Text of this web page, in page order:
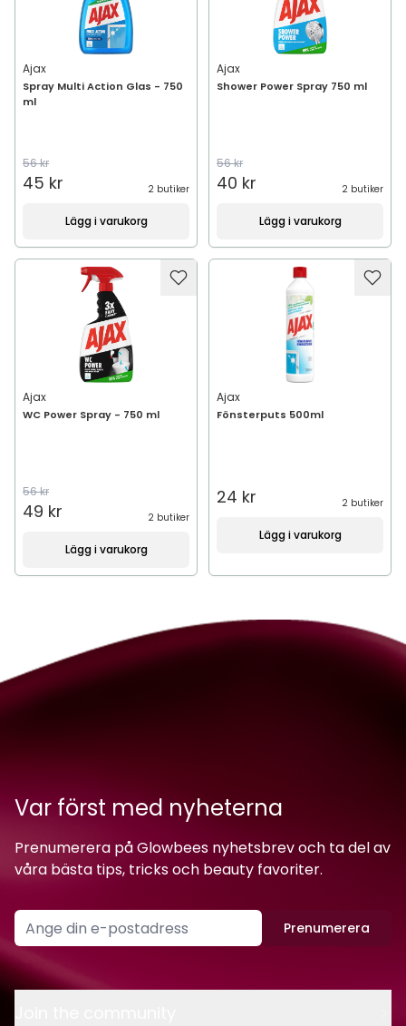
Ajax
Spray Multi Action Glas - 750
ml
56 kr
45 kr 2 butiker
Lägg i varukorg
Ajax
Shower Power Spray 750 ml
56 kr
40 kr 2 butiker
Lägg i varukorg
Ajax
WC Power Spray - 750 ml
56 kr
49 kr 2 butiker
Lägg i varukorg
Ajax
Fönsterputs 500ml
24 kr 2 butiker
Lägg i varukorg
Var först med nyheterna
Prenumerera på Glowbees nyhetsbrev och ta del av
våra bästa tips, tricks och beauty favoriter.
Prenumerera